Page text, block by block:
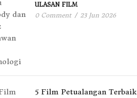
ULASAN FILM
0 Comment / 23 Jun 2026
5 Film Petualangan Terbaik